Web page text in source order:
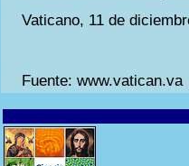
Vaticano, 11 de
Fuente: www.vatican.va